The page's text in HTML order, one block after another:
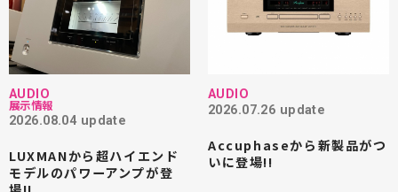
AUDIO
展示情報
2026.08.04 update
LUXMANから超ハイエンド
モデルのパワーアンプが登
AUDIO
2026.07.26 update
Accuphaseから新製品がつ
いに登場!!